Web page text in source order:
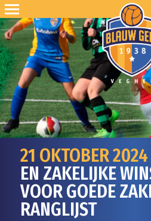
21 OKTOBER 2024
EN ZAKELIJKE
VOOR GOEDE
RANGLIJST